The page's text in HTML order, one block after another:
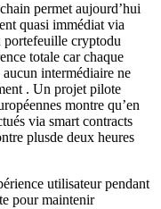
permet aujourd’hui
quasi immédiat via
portefeuille cryptodu
totale car chaque
intermédiaire ne
. Un projet pilote
montre qu’en
via smart contracts
plusde deux heures
utilisateur pendant
pour maintenir